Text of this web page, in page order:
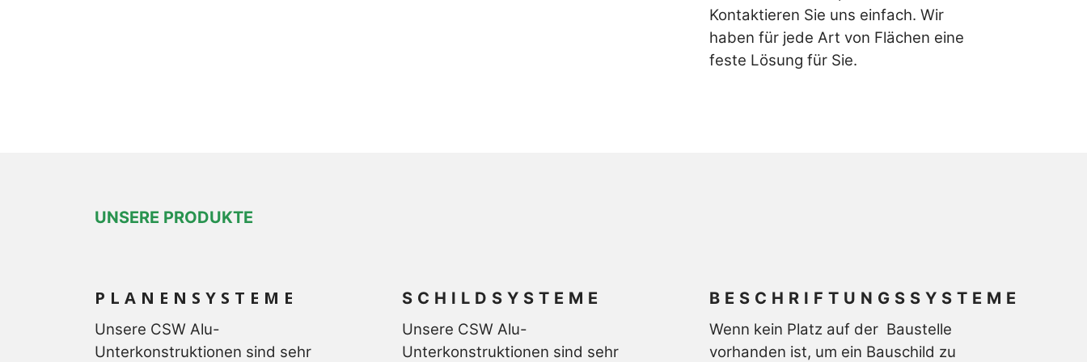
Kontaktieren Sie uns einfach. Wir
haben für jede Art von Flächen eine
feste Lösung für Sie.
UNSERE PRODUKTE
PLANENSYSTEME
Unsere CSW Alu-
Unterkonstruktionen sind sehr
SCHILDSYSTEME
Unsere CSW Alu-
Unterkonstruktionen sind sehr
BESCHRIFTUNGSSYSTEME
Wenn kein Platz auf der Baustelle
vorhanden ist, um ein Bauschild zu